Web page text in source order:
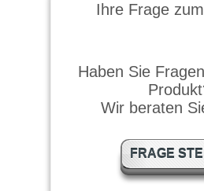
Mit
pflege
Ihre Frage
Haben Sie
Wir beraten
FRAGE